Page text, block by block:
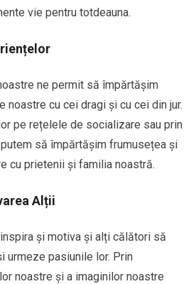
vie pentru totdeauna.
ne permit să împărtășim
noastre cu cei dragi și cu cei din jur.
pe rețelele de socializare sau prin
să împărtășim frumusețea și
cu prietenii și familia noastră.
Alții
și motiva și alți călători să
urmeze pasiunile lor. Prin
noastre și a imaginilor noastre